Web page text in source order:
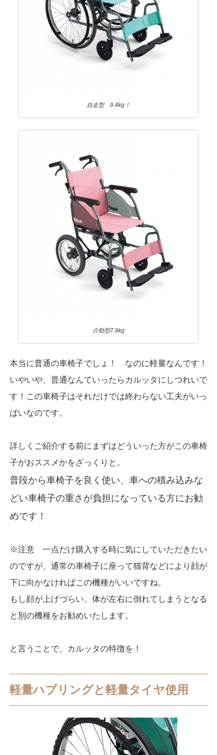
自走型 9.4kg！
介助型7.9kg
本当に普通の車椅子でしょ！ なのに軽量なんです！
いやいや、普通なんていったらカルッタにしつれいで
す！この車椅子はそれだけでは終わらない工夫がいっ
ぱいなのです。
詳しくご紹介する前にまずはどういった方がこの車椅
子がおススメかをざっくりと。
普段から車椅子を良く使い、車への積み込みな
どい車椅子の重さが負担になっている方にお勧
めです！
※注意 一点だけ購入する時に気にしていただきたい
のですが、通常の車椅子に座って猫背などにより顔が
下に向かなければこの機種がいいですね。
もし顔が上げづらい、体が左右に倒れてしまうとなる
と別の機種をお勧めいたします。
と言うことで、カルッタの特徴を！
軽量ハブリングと軽量タイヤ使用